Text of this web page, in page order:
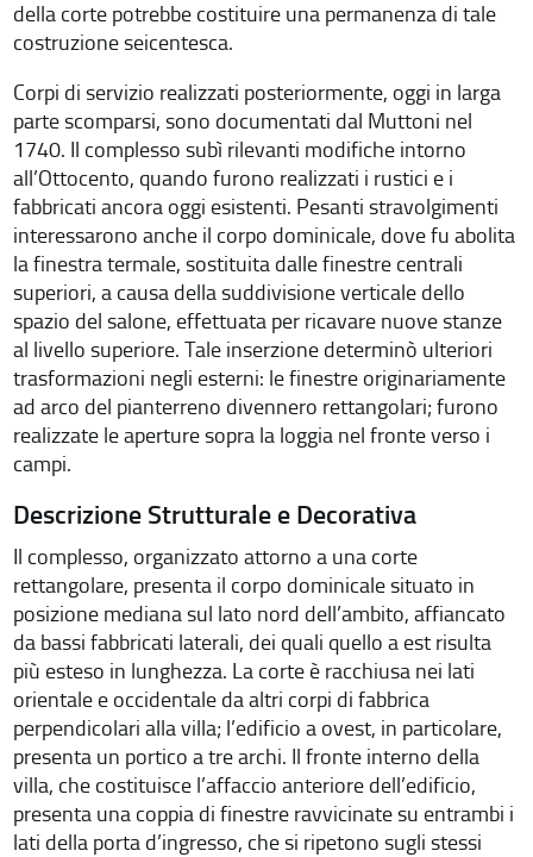
della corte potrebbe costituire una permanenza di tale
costruzione seicentesca.
Corpi di servizio realizzati posteriormente, oggi in larga
parte scomparsi, sono documentati dal Muttoni nel
1740. Il complesso subì rilevanti modifiche intorno
all’Ottocento, quando furono realizzati i rustici e i
fabbricati ancora oggi esistenti. Pesanti stravolgimenti
interessarono anche il corpo dominicale, dove fu abolita
la finestra termale, sostituita dalle finestre centrali
superiori, a causa della suddivisione verticale dello
spazio del salone, effettuata per ricavare nuove stanze
al livello superiore. Tale inserzione determinò ulteriori
trasformazioni negli esterni: le finestre originariamente
ad arco del pianterreno divennero rettangolari; furono
realizzate le aperture sopra la loggia nel fronte verso i
campi.
Descrizione Strutturale e Decorativa
Il complesso, organizzato attorno a una corte
rettangolare, presenta il corpo dominicale situato in
posizione mediana sul lato nord dell’ambito, affiancato
da bassi fabbricati laterali, dei quali quello a est risulta
più esteso in lunghezza. La corte è racchiusa nei lati
orientale e occidentale da altri corpi di fabbrica
perpendicolari alla villa; l’edificio a ovest, in particolare,
presenta un portico a tre archi. Il fronte interno della
villa, che costituisce l’affaccio anteriore dell’edificio,
presenta una coppia di finestre ravvicinate su entrambi i
lati della porta d’ingresso, che si ripetono sugli stessi